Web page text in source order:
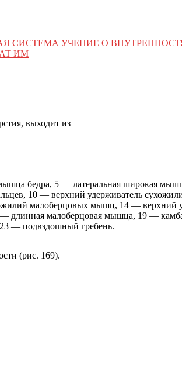
СИСТЕМА УЧЕНИЕ О
ИМ
выходит из
бедра, 5 — латеральная широкая
10 — верхний удерживатель
малоберцовых мышц, 14 — верхний
длинная малоберцовая мышца, 19 —
— подвздошный гребень.
(рис. 169).